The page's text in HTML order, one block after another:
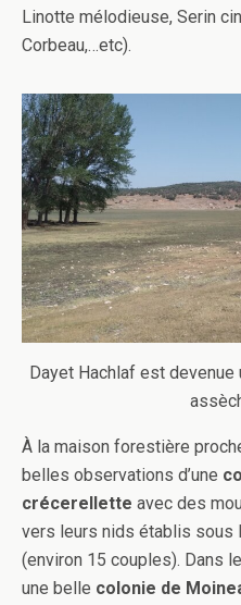
Linotte mélodieuse, Serin
Corbeau,…etc).
Dayet Hachlaf est
À la maison forestière
belles observations d’une
crécerellette avec des
vers leurs nids établis sous
(environ 15 couples). Dans
une belle colonie de